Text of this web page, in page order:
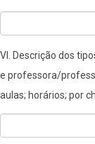
VI. Descrição dos
e professora/
aulas; horários; por